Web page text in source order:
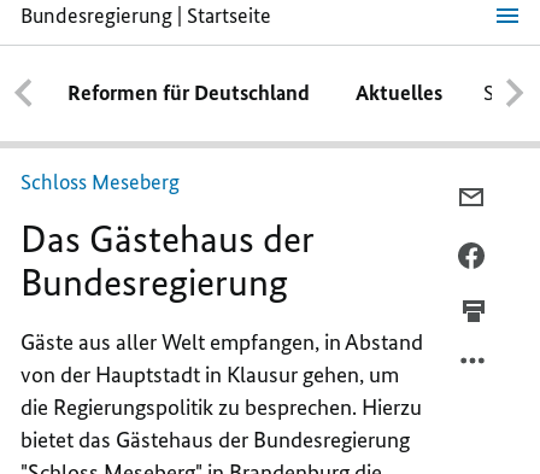
Bundesregierung | Startseite
Das
Gästehaus
der
Bundesregierung
Reformen für Deutschland Aktuelles
Schloss Meseberg
Das Gästehaus der
Bundesregierung
Gäste aus aller Welt empfangen, in Abstand
von der Hauptstadt in Klausur gehen, um
die Regierungspolitik zu besprechen. Hierzu
bietet das Gästehaus der Bundesregierung